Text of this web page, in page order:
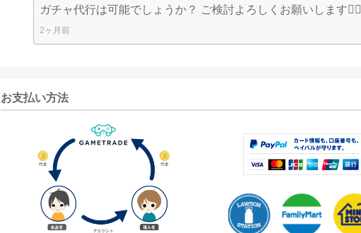
ガチャ代行は可能でしょうか？ ご検討よろしくお願いします🙇‍♂️
2ヶ月前
お支払い方法